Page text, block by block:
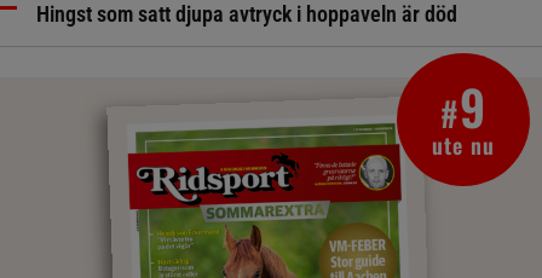
Hingst som satt djupa avtryck i hoppaveln är död
#9
ute nu